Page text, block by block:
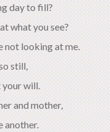
day to fill?
what you see?
not looking at me.
still,
your will.
and mother,
another.